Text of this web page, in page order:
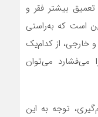
بیشتر فقر و
است که به‌‌‌‌‌‌راستی
خارجی، از کدام‌‌‌‌‌‌یک
می‌‌‌‌‌‌فشارد می‌توان
توجه به این